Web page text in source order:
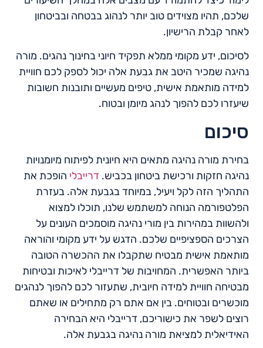
שלכם, תהיו מצוידים טוב יותר לנהוג בבטחה ובביטחון
לאחר קבלת הרישיון.
לסיכום, ידע מקומי ממלא תפקיד חיוני בחינוך נהגים. מורה
נהיגה שמכיר היטב את גבעת אלה יכול לספק לכם חוויית
למידה מותאמת אישית, טיפים מעשיים ותובנות חשובות
שיעזרו לכם להפוך לנהג מיומן ובטוח.
סיכום
בחירת מורה נהיגה מתאים היא חיונית לפיתוח מיומנויות
נהיגה חזקות ורכישת ביטחון בכביש. דרייבלי הופכת את
התהליך הזה לקל ויעיל, במיוחד בגבעת אלה. בעזרת
הפלטפורמה הנוחה למשתמש שלנו, תוכלו למצוא
ולהשוות במהירות בין מורי נהיגה מוסמכים העונים על
הצרכים הספציפיים שלכם. הדגש על ידע מקומי והוראה
מותאמת אישית מבטיח שתקבלו את ההכשרה הטובה
ביותר האפשרית. המחויבות של דרייבלי לאיכות ובטיחות
מבטיחה חוויית למידה חיובית, שתעזור לכם להפוך לנהגים
מוכשרים ובטוחים. בין אם אתם רק מתחילים או שאתם
רוצים לשפר את כישוריכם, דרייבלי היא הבחירה
האידיאלית למציאת מורה נהיגה בגבעת אלה.